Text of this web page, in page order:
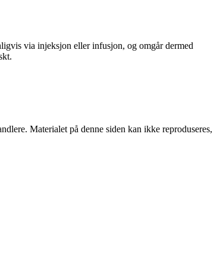
via injeksjon eller infusjon, og omgår dermed
Materialet på denne siden kan ikke reproduseres,